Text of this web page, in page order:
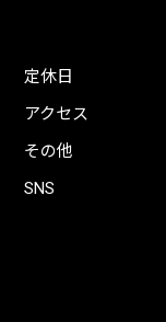
定休日
アクセス
その他
SNS